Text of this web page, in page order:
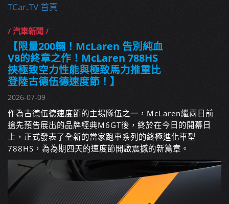
TCar.TV 首頁
/ 汽車新聞 /
【限量200輛！McLaren 告別純血
V8的終章之作！McLaren 788HS
挾極致空力性能與極致馬力推重比
登陸古德伍德速度節！】
2026-07-09
作為古德伍德速度節的主場隊伍之一，McLaren繼兩日前
搶先預告展出的品牌經典M6GT後，終於在今日的開幕日
上，正式發表了全新的當家跑車系列的終極進化車型
788HS，為為期四天的速度節開啟震撼的新篇章。